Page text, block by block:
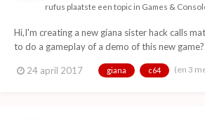
rufus plaatste een topic in Games &
Hi,I'm creating a new giana sister hack calls
to do a gameplay of a demo of this new
http://24 april 2017 giana c64 (en 3